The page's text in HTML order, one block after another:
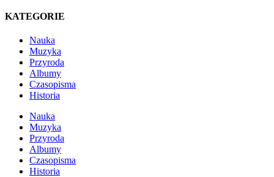
KATEGORIE
Nauka
Muzyka
Przyroda
Albumy
Czasopisma
Historia
Nauka
Muzyka
Przyroda
Albumy
Czasopisma
Historia